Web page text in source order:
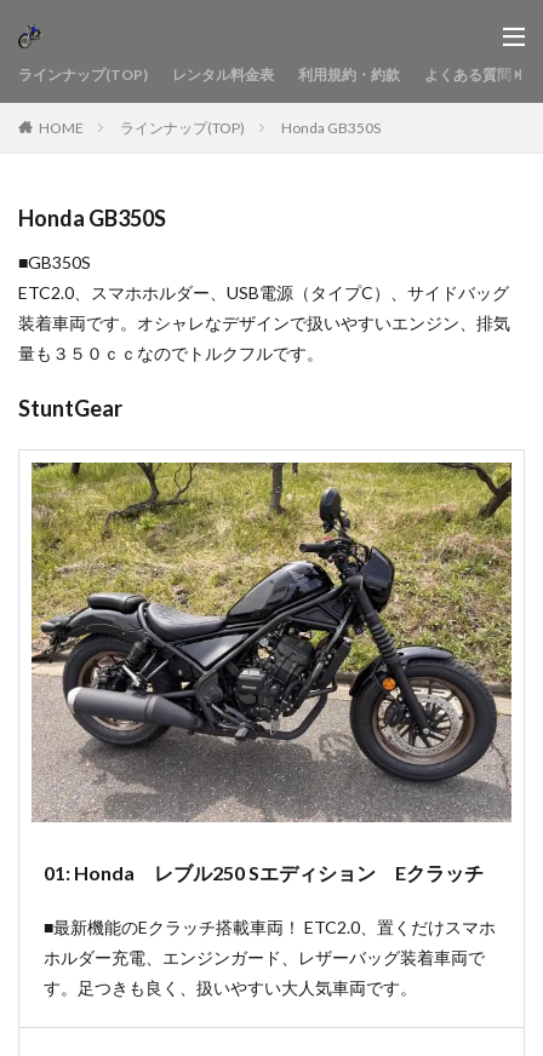
ラインナップ(TOP) レンタル料金表 利用規約・約款 よくある質問
HOME ラインナップ(TOP) Honda GB350S
Honda GB350S
■GB350S
ETC2.0、スマホホルダー、USB電源（タイプC）、サイドバッグ
装着車両です。オシャレなデザインで扱いやすいエンジン、排気
量も３５０ｃｃなのでトルクフルです。
StuntGear
01: Honda レブル250 Sエディション Eクラッチ
■最新機能のEクラッチ搭載車両！ ETC2.0、置くだけスマホ
ホルダー充電、エンジンガード、レザーバッグ装着車両で
す。足つきも良く、扱いやすい大人気車両です。